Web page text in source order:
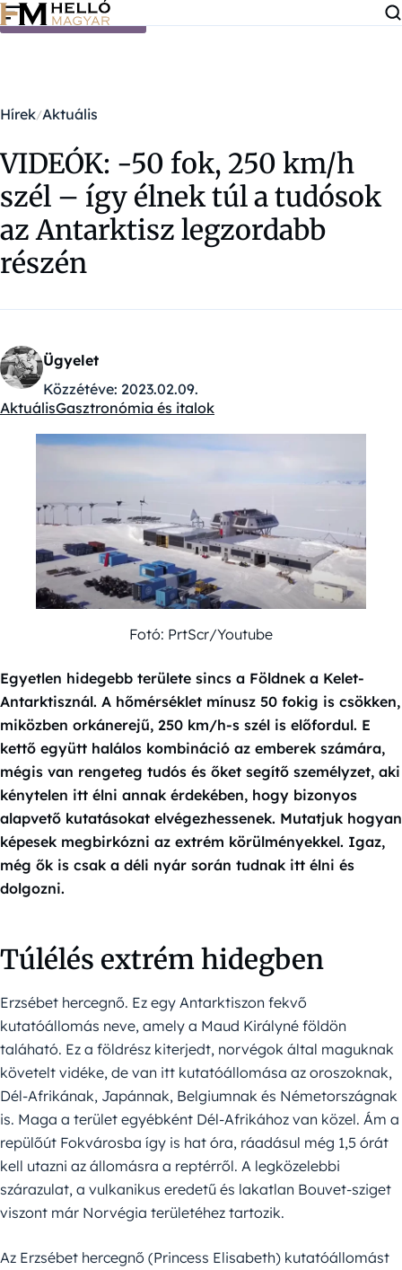
Ugrás a tartalomra
Hírek Aktuális
VIDEÓK: -50 fok, 250 km/h
szél – így élnek túl a tudósok
az Antarktisz legzordabb
részén
Ügyelet
Közzétéve: 2023.02.09.
Kategóriák:
AktuálisGasztronómia és italok
Fotó: PrtScr/Youtube
Egyetlen hidegebb területe sincs a Földnek a Kelet-
Antarktisznál. A hőmérséklet mínusz 50 fokig is csökken,
miközben orkánerejű, 250 km/h-s szél is előfordul. E
kettő együtt halálos kombináció az emberek számára,
mégis van rengeteg tudós és őket segítő személyzet, aki
kénytelen itt élni annak érdekében, hogy bizonyos
alapvető kutatásokat elvégezhessenek. Mutatjuk hogyan
képesek megbirkózni az extrém körülményekkel. Igaz,
még ők is csak a déli nyár során tudnak itt élni és
dolgozni.
Túlélés extrém hidegben
Erzsébet hercegnő. Ez egy Antarktiszon fekvő
kutatóállomás neve, amely a Maud Királyné földön
taláható. Ez a földrész kiterjedt, norvégok által maguknak
követelt vidéke, de van itt kutatóállomása az oroszoknak,
Dél-Afrikának, Japánnak, Belgiumnak és Németországnak
is. Maga a terület egyébként Dél-Afrikához van közel. Ám a
repülőút Fokvárosba így is hat óra, ráadásul még 1,5 órát
kell utazni az állomásra a reptérről. A legközelebbi
szárazulat, a vulkanikus eredetű és lakatlan Bouvet-sziget
viszont már Norvégia területéhez tartozik.
Az Erzsébet hercegnő (Princess Elisabeth) kutatóállomást